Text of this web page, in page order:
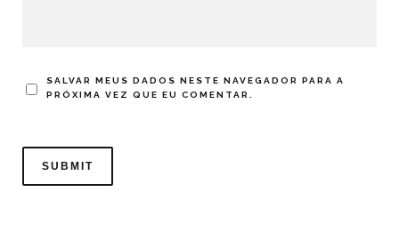
SALVAR MEUS DADOS NESTE NAVEGADOR PARA A
PRÓXIMA VEZ QUE EU COMENTAR.